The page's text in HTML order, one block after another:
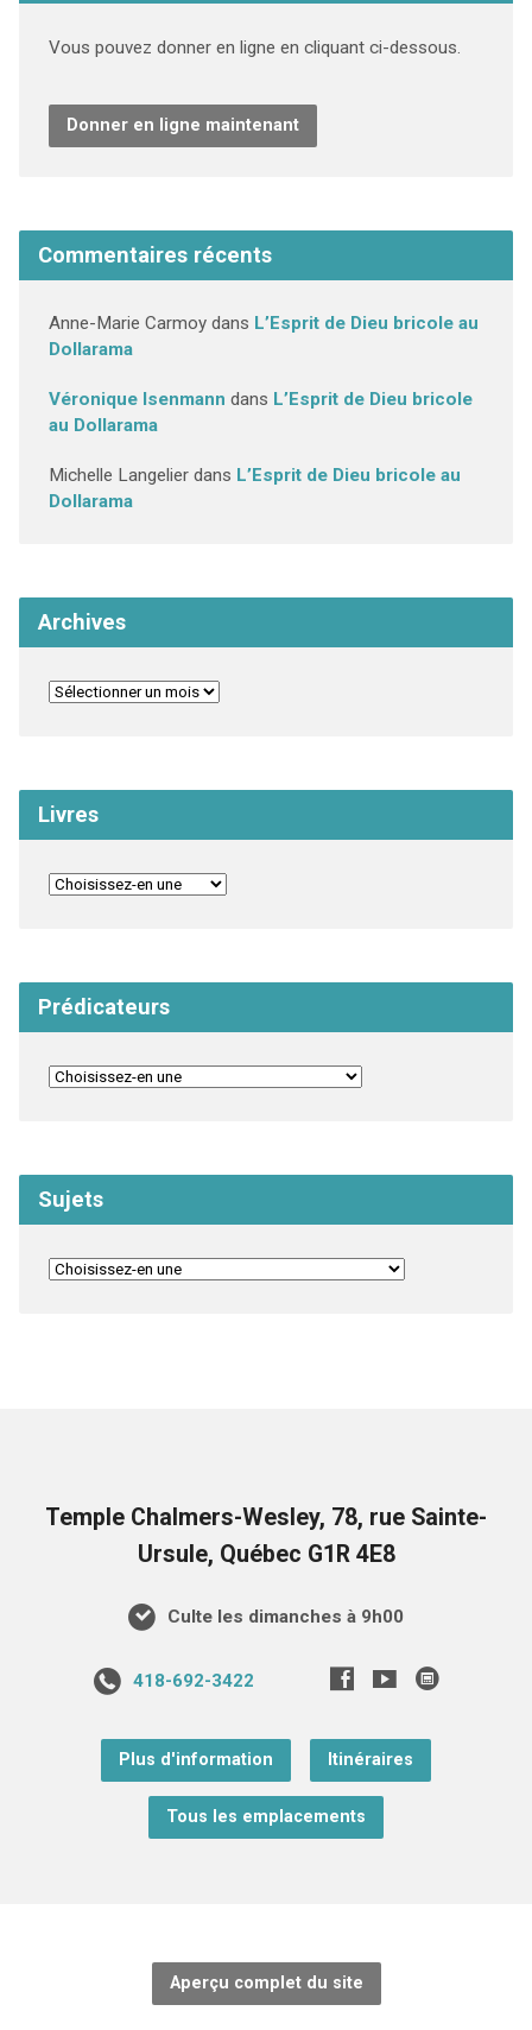
Vous pouvez donner en ligne en cliquant ci-dessous.
Donner en ligne maintenant
Commentaires récents
Anne-Marie Carmoydans L’Esprit de Dieu bricole au
Dollarama
Véronique Isenmann dans L’Esprit de Dieu bricole
au Dollarama
Michelle Langelierdans L’Esprit de Dieu bricole au
Dollarama
Archives
Livres
Prédicateurs
Sujets
Temple Chalmers-Wesley, 78, rue Sainte-
Ursule, Québec G1R 4E8
Culte les dimanches à 9h00
418-692-3422
Plus d'information Itinéraires
Tous les emplacements
Aperçu complet du site